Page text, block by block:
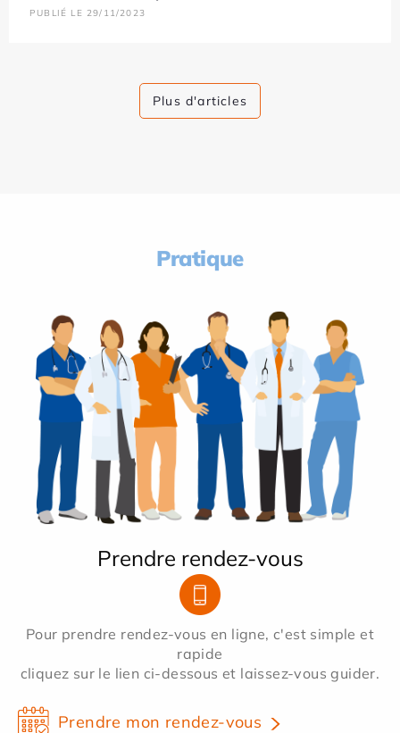
PUBLIÉ LE 29/11/2023
Plus d'articles
Pratique
Prendre rendez-vous
Pour prendre rendez-vous en ligne, c'est simple et
rapide
cliquez sur le lien ci-dessous et laissez-vous guider.
Prendre mon rendez-vous